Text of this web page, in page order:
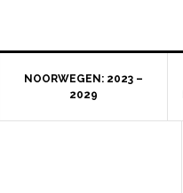
NOORWEGEN: 2023 –
2029